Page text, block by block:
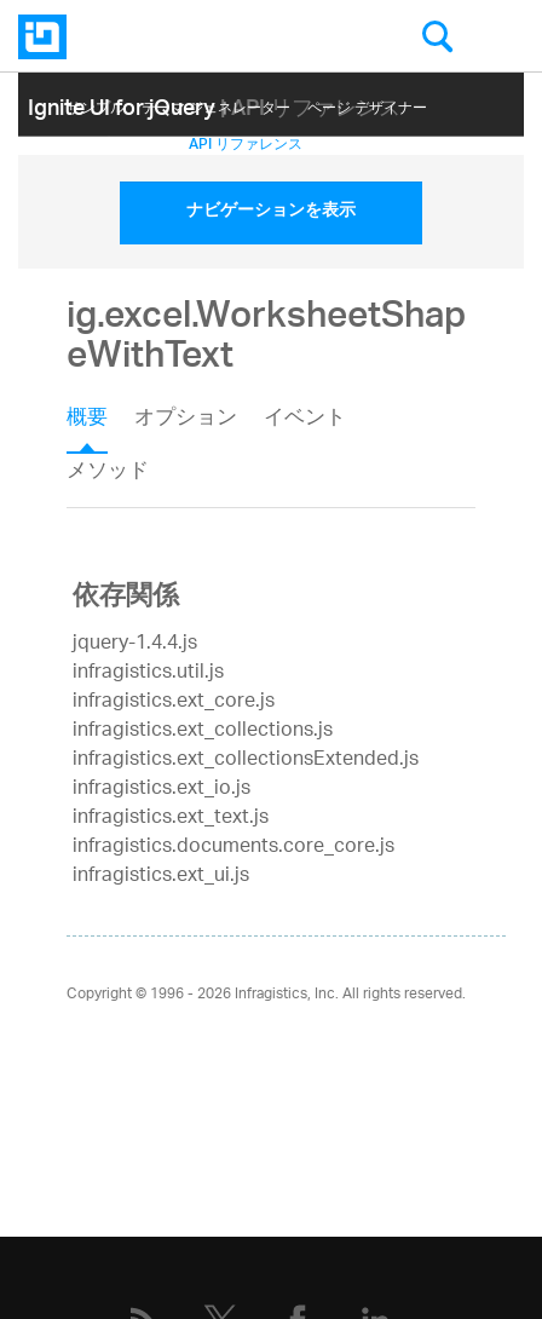
Ignite UI for jQuery| API リファレンス
サンプル テーマ ジェネレーター ページ デザイナー
ヘルプ トピック API リファレンス
ナビゲーションを表示
ig.excel.WorksheetShap
eWithText
概要 オプション
イベント
メソッド
依存関係
jquery-1.4.4.js
infragistics.util.js
infragistics.ext_core.js
infragistics.ext_collections.js
infragistics.ext_collectionsExtended.js
infragistics.ext_io.js
infragistics.ext_text.js
infragistics.documents.core_core.js
infragistics.ext_ui.js
Copyright © 1996 - 2026Infragistics, Inc. All rights reserved.